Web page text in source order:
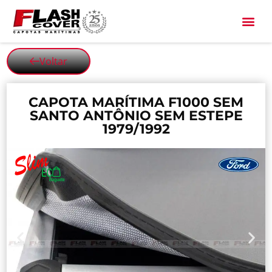
Voltar
CAPOTA MARÍTIMA F1000 SEM
SANTO ANTÔNIO SEM ESTEPE
1979/1992